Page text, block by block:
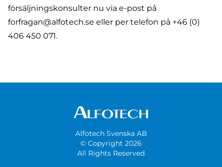
försäljningskonsulter nu via e-post på
forfragan@alfotech.se eller per telefon på +46 (0)
406 450 071.
Alfotech Svenska AB
© Copyright 2026
All Rights Reserved